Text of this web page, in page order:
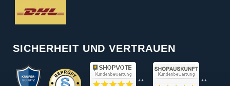
SICHERHEIT UND VERTRAUEN
** **